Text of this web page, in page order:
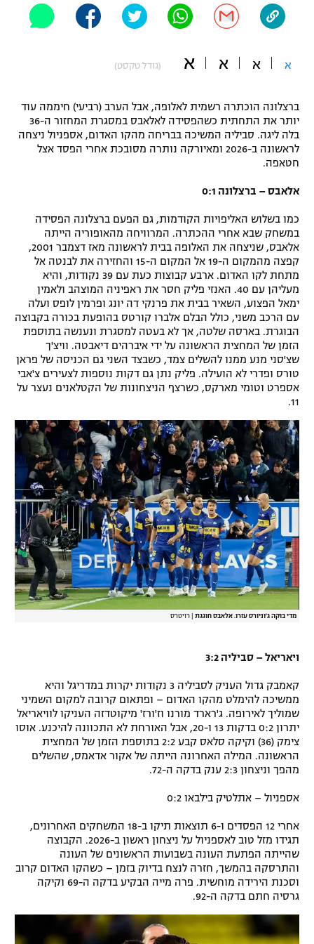
"מחצית בשכונה" – פודקאסט
משתתפים וזוכים בפרסים
תקנון משתתפים וזוכים בפרסים
תקנון עבור פעילות אלקטרה
טניס
גיימינג E-Sports
מדיניות פרטיות
תקנון פעילות ספורט 1
רשיון להקרנה פומבית לבית עסק
הצטרפות לחבילת הערוצים
לוח דרושים – ג'ובנט
תגיות
המגזין
אופניים
ספורט מוטורי
פוטבול אמריקאי NFL
בייסבול MLB
ספורט אתגרי ואקסטרים
אומנויות לחימה
גיימינג E-Sports
א א א א (גודל טקסט)
ברצלונה הוכתרה רשמית לאלופה, אבל הערב (רביעי) חיממה עוד
יותר את התחתית כשהפסידה לאלאבס במסגרת המחזור ה-36
בלה ליגה. סביליה המשיכה בבריחה מהקו האדום, אספניול ניצחה
לראשונה ב-2026 ומאיורקה נותרה מסובכת אחרי הפסד אצל
חטאפה.
אלאבס – ברצלונה 0:1
כמו בשלוש האליפויות הקודמות, גם הפעם ברצלונה הפסידה
במשחק שבא אחרי ההכתרה. המרוויחה מהאופוריה הייתה
אלאבס, שניצחה את האלופה בבית לראשונה מאז דצמבר 2001,
קפצה מהמקום ה-19 אל המקום ה-15 והחזירה את לבנטה אל
מתחת לקו האדום. ארבע קבוצות כעת עם 39 נקודות, והיא
מעליהן עם 40. האנזי פליק חסר את ראפיניה המוצהב ולאמין
ימאל הפצוע, השאיר בבית את פרנקי דה יונג ופרמין לופס ועלה
עם הרכב משני, כולל הבלם אלברו קורטס בהופעת בכורה בקבוצה
הבוגרת. בארסה שלטה, אך לא בעטה למסגרת ונענשה בתוספת
הזמן של המחצית הראשונה על ידי איברהים דיאבטה. וויצ'ך
שצ'סני מנע ממנו להשלים צמד, כשבצד השני גם הכניסה של פראן
טורס ופדרי לא הועילה. פליק נתן גם דקות נוספות לצעירים צ'אבי
אספרט וטומי מארקס, כשרצף הניצחונות של הקטלאנים נעצר על
11.
מדי בוקה ג'וניורס עזרו. אלאבס חוגגת רויטרס
ויאריאל – סביליה 3:2
קאמבק גדול העניק לסביליה 3 נקודות יקרות במדריגל והיא
ממשיכה להימלט מהקו האדום – ופתאום קרובה למקום השמיני
שמוליך לאירופה. ג'רארד מורנו וז'ורז' מיקוטדזה העניקו לוויאריאל
יתרון 0:2 בדקות 13 ו-20, אבל האורחת לא התכוונה להיכנע. אוסו
צימק (36) וקיקה סלאס קבע 2:2 בתוספת הזמן של המחצית
הראשונה. המילה האחרונה הייתה של אקור אדאמס, שהשלים
מהפך וניצחון 2:3 ענק בדקה ה-72.
אספניול – אתלטיק בילבאו 0:2
אחרי 12 הפסדים ו-6 תוצאות תיקו ב-18 המשחקים האחרונים,
תגידו מזל טוב לאספניול על ניצחון ראשון ב-2026. הקבוצה
שהייתה הפתעת העונה בשבועות הראשונים של העונה
והתרסקה בהמשך, חזרה לנצח בדיוק בזמן – כשהקו האדום קרוב
וסכנת הירידה מוחשית. פרה מייה הבקיע בדקה ה-69 וקיקה
גרסיה חתם בדקה ה-92.